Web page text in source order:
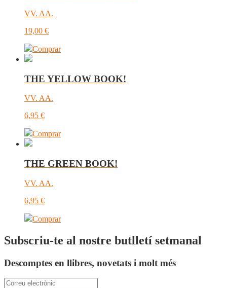
VV. AA.
19,00 €
Comprar
THE YELLOW BOOK!
VV. AA.
6,95 €
Comprar
THE GREEN BOOK!
VV. AA.
6,95 €
Comprar
Subscriu-te al nostre butlletí setmanal
Descomptes en llibres, novetats i molt més